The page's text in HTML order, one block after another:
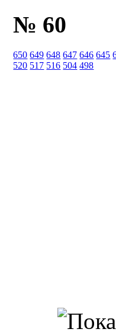
№ 60
650 649 648 647 646 645
520 517 516 504 498